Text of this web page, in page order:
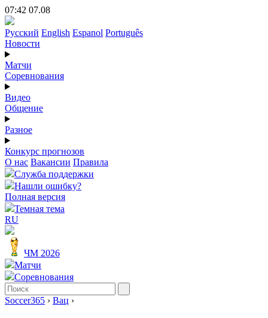
07:42 07.08
Русский English Espanol Português
Новости
Матчи
Соревнования
Видео
Общение
Разное
Конкурс прогнозов
О нас Вакансии Правила
Служба поддержки
Нашли ошибку?
Полная версия
Темная тема
RU
ЧМ 2026
Матчи
Соревнования
Soccer365 › Вац ›